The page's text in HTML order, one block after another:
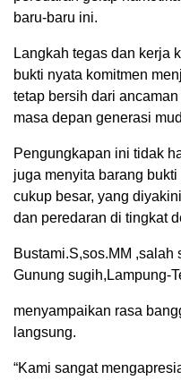
baru-baru ini.
Langkah tegas dan kerja
bukti nyata komitmen
tetap bersih dari
masa depan generasi
Pengungkapan ini tidak
juga menyita barang
cukup besar, yang
dan peredaran di tingkat
Bustami.S,sos.MM ,salah
Gunung sugih,Lampung-
menyampaikan rasa
langsung.
“Kami sangat